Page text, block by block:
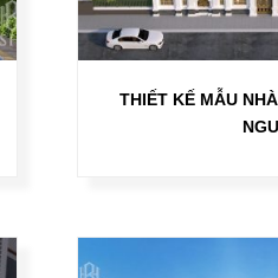
THIẾT KẾ MẪU